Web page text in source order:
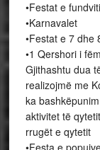
•Festat e
•Karnavalet
•Festat e 7 dhe
•1 Qershori i
Gjithashtu dua
realizojmë me
ka
aktivitet të
rrugët e qytetit
•Festa e